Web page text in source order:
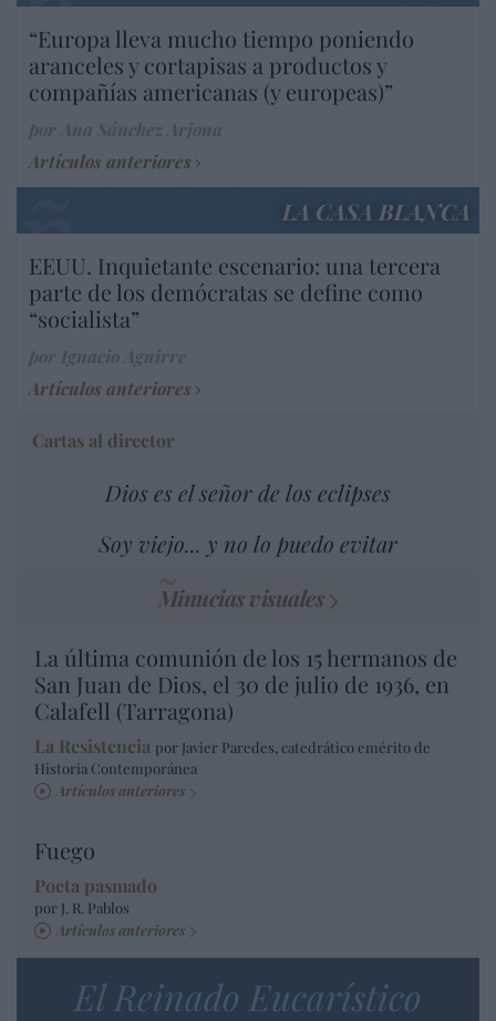
“Europa lleva mucho tiempo poniendo
aranceles y cortapisas a productos y
compañías americanas (y europeas)”
Artículos anteriores
LA CASA BLANCA
EEUU. Inquietante escenario: una tercera
parte de los demócratas se define como
“socialista”
Artículos anteriores
Cartas al director
Dios es el señor de los eclipses
Soy viejo... y no lo puedo evitar
Minucias visuales
La última comunión de los 15 hermanos de
San Juan de Dios, el 30 de julio de 1936, en
Calafell (Tarragona)
La Resistencia por Javier Paredes, catedrático emérito de
Historia Contemporánea
Artículos anteriores
Fuego
Poeta pasmado
por J. R. Pablos
Artículos anteriores
El Reinado Eucarístico